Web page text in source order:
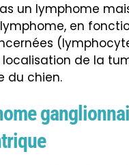
un lymphome
en
localisation de la
du chien.